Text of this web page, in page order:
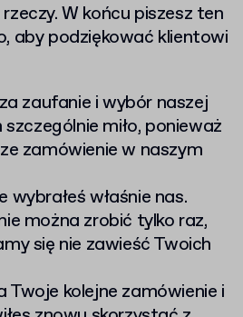
W końcu piszesz ten
aby podziękować klientowi
zaufanie i wybór naszej
miło, ponieważ
zamówienie w naszym
wybrałeś właśnie nas.
można zrobić tylko raz,
się nie zawieść Twoich
Twoje kolejne zamówienie i